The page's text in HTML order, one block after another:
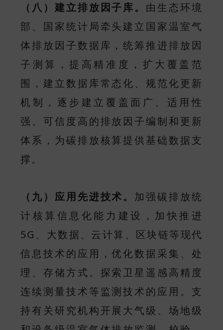
（八）建立排放因子库。 由生态环境
部、国家统计局牵头建立国家温室气
体排放因子数据库，统筹推进排放因
子测算，提高精准度，扩大覆盖范
围，建立数据库常态化、规范化更新
机制，逐步建立覆盖面广、适用性
强、可信度高的排放因子编制和更新
体系，为碳排放核算提供基础数据支
撑。
（九）应用先进技术。 加强碳排放统
计核算信息化能力建设，加快推进
5G、大数据、云计算、区块链等现代
信息技术的应用，优化数据采集、处
理、存储方式。探索卫星遥感高精度
连续测量技术等监测技术的应用。支
持有关研究机构开展大气级、场地级